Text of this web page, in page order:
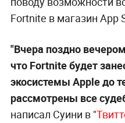
Fortnite в магазин App
"Вчера поздно
что Fortnite будет
экосистемы Apple до
рассмотрены все
написал Суини в "